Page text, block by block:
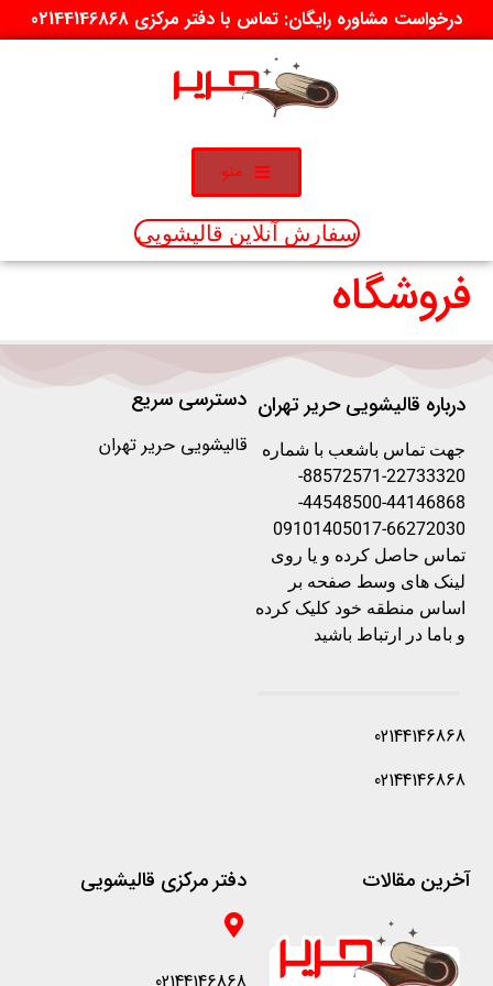
درخواست مشاوره رایگان: تماس با دفتر مرکزی 02144146868
سفارش آنلاین قالیشویی
منو
فروشگاه
درباره قالیشویی حریر تهران
جهت تماس باشعب با شماره
22733320-88572571-
44146868-44548500-
66272030-09101405017
تماس حاصل کرده و یا روی
لینک های وسط صفحه بر
اساس منطقه خود کلیک کرده
و باما در ارتباط باشید
02144146868
02144146868
دسترسی سریع
قالیشویی حریر تهران
آخرین مقالات دفتر مرکزی قالیشویی